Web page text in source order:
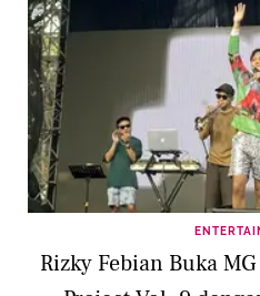
Rizky Febian Buka